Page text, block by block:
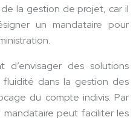
la gestion de projet, car il
un mandataire pour
d’envisager des solutions
dans la gestion des
du compte indivis. Par
mandataire peut faciliter les